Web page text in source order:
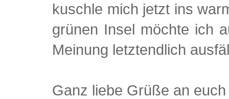
kuschle mich jetzt ins
grünen Insel möchte ich
Meinung letztendlich
Ganz liebe Grüße an